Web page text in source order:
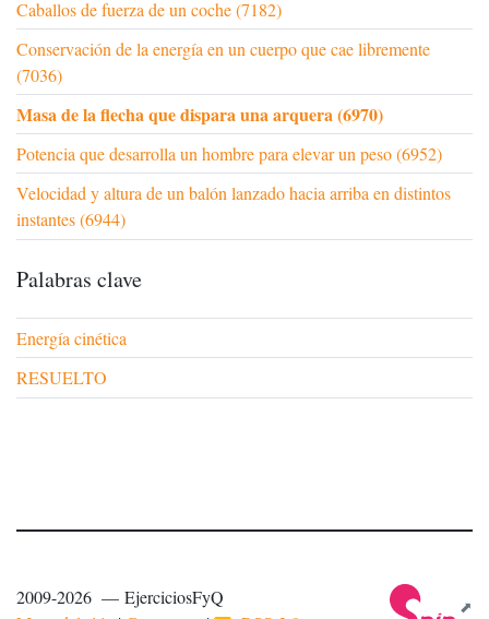
Caballos de fuerza de un coche (7182)
Conservación de la energía en un cuerpo que cae libremente
(7036)
Masa de la flecha que dispara una arquera (6970)
Potencia que desarrolla un hombre para elevar un peso (6952)
Velocidad y altura de un balón lanzado hacia arriba en distintos
instantes (6944)
Palabras clave
Energía cinética
RESUELTO
2009-2026 — EjerciciosFyQ